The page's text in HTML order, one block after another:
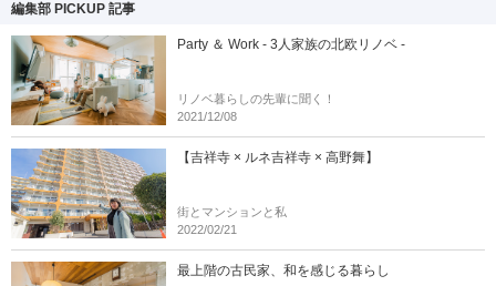
編集部 PICKUP 記事
Party ＆ Work - 3人家族の北欧リノベ -
リノベ暮らしの先輩に聞く！
2021/12/08
【吉祥寺 × ルネ吉祥寺 × 高野舞】
街とマンションと私
2022/02/21
最上階の古民家、和を感じる暮らし